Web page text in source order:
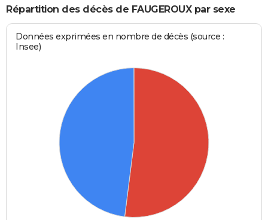
Répartition des décès de FAUGEROUX par sexe
Données exprimées en nombre de décès (source :
Insee)